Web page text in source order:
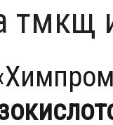
тмкщ